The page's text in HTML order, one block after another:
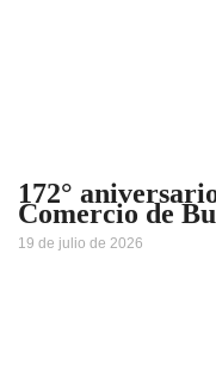
172°
Comercio de
19 de julio de 2026